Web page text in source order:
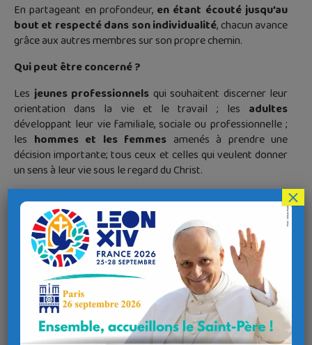
En partageant en profondeur, en étant écouté jusqu’au
bout et respecté dans son individualité, chacun avance
grâce aux autres membres sur son propre chemin.
Qui peut être concerné ?
Les jeunes professionnels qui souhaitent discerner leur
orientation dans la vie et le travail ; les adultes
développant leur vie familiale, sociale ou professionnelle ;
les hommes et les femmes amenés à prendre une
décision importante; tous ceux et celles qui veulent donner
un sens à leur vie sous le regard du Christ.
Ignace de Loyola, la Communauté de Vie Chrétienne-CVX,
est présente dans71 pays. Elle compte, en France, plus
de7 000 membres
chrétiens (majoritairement
catholiques), de tous âges, milieux socio-professionnels et
exerçant toutes sortes de responsabilités dans la société et
au sein de l’Église.
Rejoignez, dans notre diocèse, une équipe qui s’accompagne
pour aligner quotidien et foi !
×